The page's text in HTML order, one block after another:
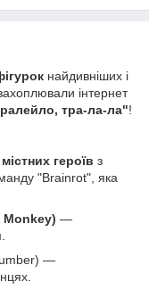
найдивніших і
інтернет
тра-ла-ла"!
героїв з
"Brainrot", яка
Monkey) —
—